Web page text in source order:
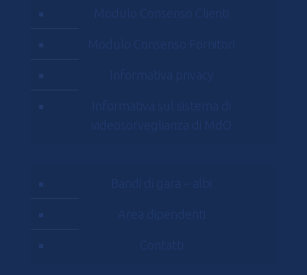
Modulo Consenso Clienti
Modulo Consenso Fornitori
Informativa privacy
Informativa sul sistema di
videosorveglianza di MdO
Bandi di gara – albi
Area dipendenti
Contatti